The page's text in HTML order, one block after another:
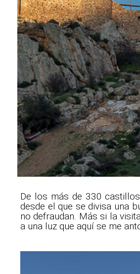
De los más de 330
desde el que se divisa una
no defraudan. Más si la
a una luz que aquí se me